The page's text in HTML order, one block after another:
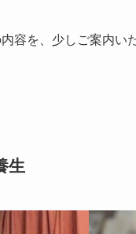
容を、少しご案内い
生